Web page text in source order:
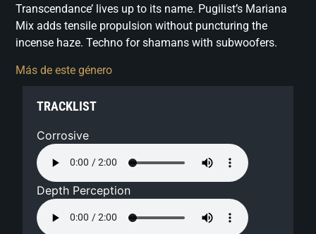
Transcendance’ lives up to its name. Pugilist’s Mariana
Mix adds tensile propulsion without puncturing the
incense haze. Techno for shamans with subwoofers.
Más de este género
TRACKLIST
Corrosive
Depth Perception